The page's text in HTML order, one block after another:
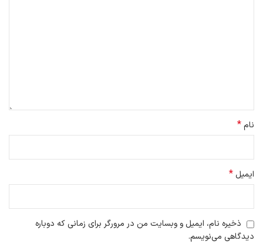
نام*
ایمیل *
ذخیره نام، ایمیل و وبسایت من در مرورگر برای زمانی که دوباره
دیدگاهی می‌نویسم.